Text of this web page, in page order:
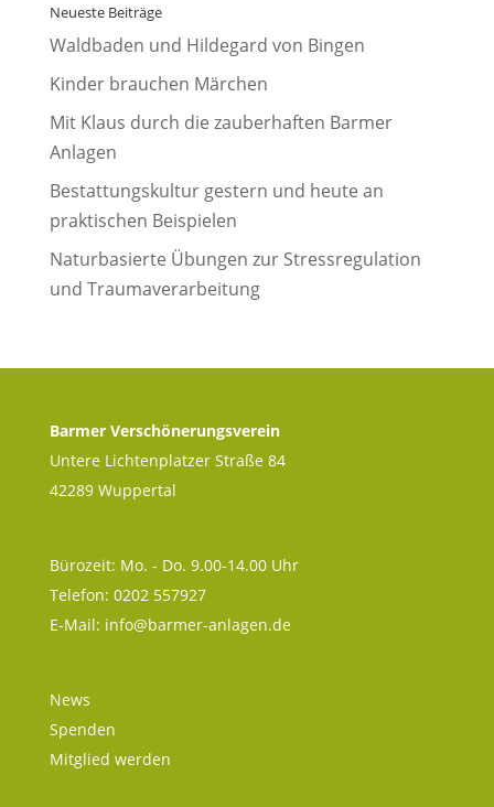
Neueste Beiträge
Waldbaden und Hildegard von Bingen
Kinder brauchen Märchen
Mit Klaus durch die zauberhaften Barmer
Anlagen
Bestattungskultur gestern und heute an
praktischen Beispielen
Naturbasierte Übungen zur Stressregulation
und Traumaverarbeitung
Barmer Verschönerungsverein
Untere Lichtenplatzer Straße 84
42289 Wuppertal
Bürozeit: Mo. - Do. 9.00-14.00 Uhr
Telefon: 0202 557927
E-Mail: info@barmer-anlagen.de
News
Spenden
Mitglied werden